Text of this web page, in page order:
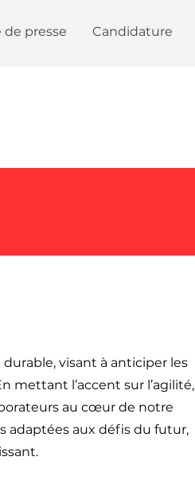
de presse Candidature
visant à anticiper les
mettant l’accent sur l’agilité,
au cœur de notre
adaptées aux défis du futur,